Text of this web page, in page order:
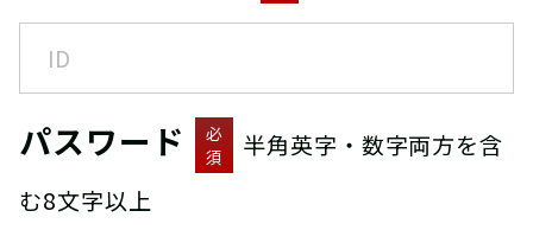
パスワード
必
須
半角英字・数字両方を含
む8文字以上